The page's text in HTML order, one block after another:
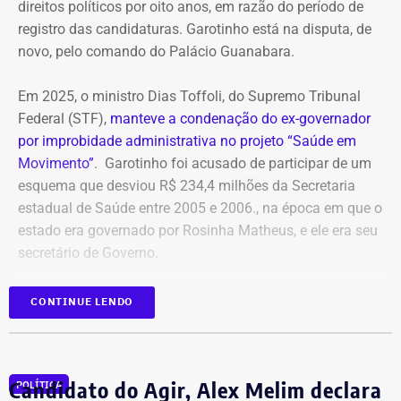
companhia, que passaram de R$ 587,2 milhões para R$
1,03 bilhão.
consensual de reequilíbrio econômico-financeiro
relacionado ao contrato da Estação de Tratamento de
Esgotos (ETE) de Alegria, celebrado com um consórcio de
empresas, além de outros acordos ligados a processos
judiciais.
Diferentemente de uma provisão para perdas futuras
incertas, os acordos representam obrigações já
valores e condições de pagamento formalmente
definidos.
Decisão do STF reduz pressão em R$
direitos políticos por oito anos, em razão do período de
registro das candidaturas. Garotinho está na disputa, de
novo, pelo comando do Palácio Guanabara.
Em 2025, o ministro Dias Toffoli, do Supremo Tribunal
Federal (STF), manteve a condenação do ex-governador
por improbidade administrativa no projeto “Saúde em
Movimento”. Garotinho foi acusado de participar de um
esquema que desviou R$ 234,4 milhões da Secretaria
estadual de Saúde entre 2005 e 2006., na época em que o
estado era governado por Rosinha Matheus, e ele era seu
secretário de Governo.
Com isso, a sentença tornou-se definitiva.
imediata execução da sentença. Além da comunicação à
CONTINUE LENDO
POLÍTICA
Candidato do Agir, Alex Melim declara